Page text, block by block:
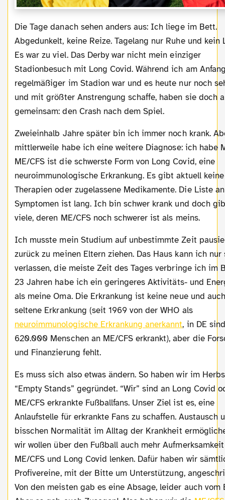
Die Tage danach sehen anders aus: Ich liege im Bett.
Abgedunkelt, keine Reize. Tagelang nur Ruhe und kein
Es war zu viel. Das Derby war nicht mein einziger
Stadionbesuch mit Long Covid. Während ich am
regelmäßiger im Stadion war und es heute nur noch
und mit größter Anstrengung schaffe, haben sie doch
gemeinsam: den Crash nach dem Spiel.
Zweieinhalb Jahre später bin ich immer noch krank. Aber
mittlerweile habe ich eine weitere Diagnose: ich habe
ME/CFS ist die schwerste Form von Long Covid, eine
neuroimmunologische Erkrankung. Es gibt aktuell keine
Therapien oder zugelassene Medikamente. Die Liste an
Symptomen ist lang. Ich bin schwer krank und doch
viele, deren ME/CFS noch schwerer ist als meins.
Ich musste mein Studium auf unbestimmte Zeit pausieren und
zurück zu meinen Eltern ziehen. Das Haus kann ich nur
verlassen, die meiste Zeit des Tages verbringe ich im
23 Jahren habe ich ein geringeres Aktivitäts- und
als meine Oma. Die Erkrankung ist keine neue und
seltene Erkrankung (seit 1969 von der WHO als
neuroimmunologische Erkrankung anerkannt, in DE
620.000 Menschen an ME/CFS erkrankt), aber die
und Finanzierung fehlt.
Es muss sich also etwas ändern. So haben wir im Herbst 2024
“Empty Stands” gegründet. “Wir” sind an Long Covid
ME/CFS erkrankte Fußballfans. Unser Ziel ist es, eine
Anlaufstelle für erkrankte Fans zu schaffen. Austausch
bisschen Normalität im Alltag der Krankheit
wir wollen über den Fußball auch mehr
ME/CFS und Long Covid lenken. Dafür haben wir
Profivereine, mit der Bitte um Unterstützung,
Von den meisten gab es eine Absage, leider auch vom